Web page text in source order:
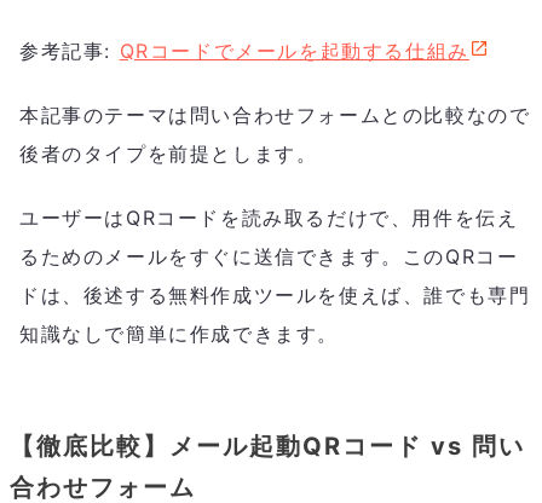
参考記事: QRコードでメールを起動する仕組み
本記事のテーマは問い合わせフォームとの比較なので
後者のタイプを前提とします。
ユーザーはQRコードを読み取るだけで、用件を伝え
るためのメールをすぐに送信できます。このQRコー
ドは、後述する無料作成ツールを使えば、誰でも専門
知識なしで簡単に作成できます。
【徹底比較】メール起動QRコード vs 問い
合わせフォーム